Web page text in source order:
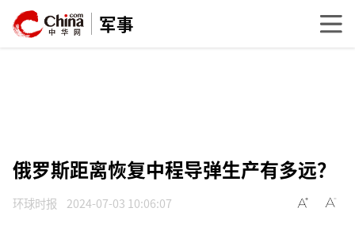
军事
俄罗斯距离恢复中程导弹生产有多远？
环球时报 2024-07-03 10:06:07